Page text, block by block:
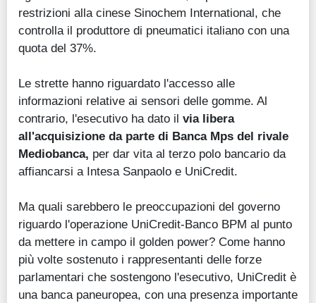
restrizioni alla cinese Sinochem International, che
controlla il produttore di pneumatici italiano con una
quota del 37%.
Le strette hanno riguardato l'accesso alle
informazioni relative ai sensori delle gomme. Al
contrario, l'esecutivo ha dato il via libera
all'acquisizione da parte di Banca Mps del rivale
Mediobanca, per dar vita al terzo polo bancario da
affiancarsi a Intesa Sanpaolo e UniCredit.
Ma quali sarebbero le preoccupazioni del governo
riguardo l'operazione UniCredit-Banco BPM al punto
da mettere in campo il golden power? Come hanno
più volte sostenuto i rappresentanti delle forze
parlamentari che sostengono l'esecutivo, UniCredit è
una banca paneuropea, con una presenza importante